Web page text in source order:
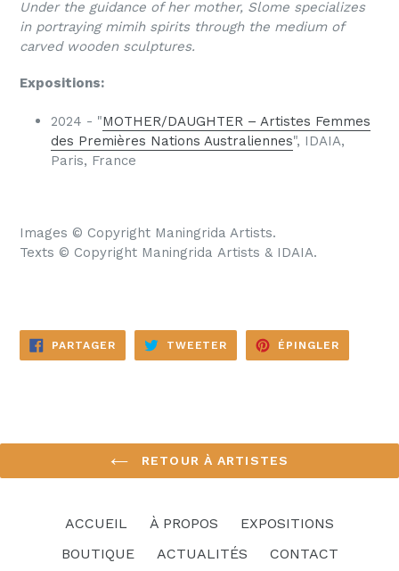
Under the guidance of her mother, Slome specializes
in portraying mimih spirits through the medium of
carved wooden sculptures.
Expositions:
2024 - "MOTHER/DAUGHTER – Artistes Femmes
des Premières Nations Australiennes", IDAIA,
Paris, France
Images © Copyright Maningrida Artists.
Texts © Copyright Maningrida Artists & IDAIA.
PARTAGERPARTAGER
FACEBOOK
TWEETER TWEETER
TWITTER
ÉPINGLER
RETOUR À ARTISTES
ACCUEIL À PROPOS
EXPOSITIONS
BOUTIQUE
ACTUALITÉS CONTACT